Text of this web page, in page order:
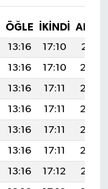
ÖĞLE İKINDI
13:16 17:10
20:31
13:16 17:10
20:32
13:16 17:11
20:33
13:16 17:11
20:34
13:16 17:11
20:35
13:16 17:11
20:36
13:16 17:12
20:37